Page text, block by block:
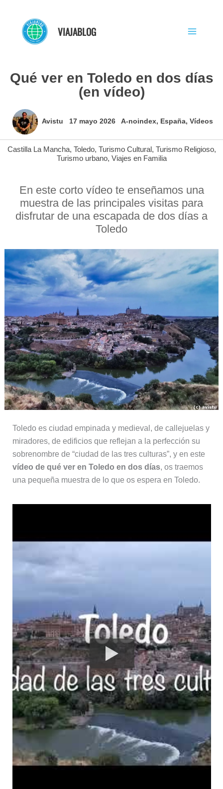
contenido
VIAJABLOG
Qué ver en Toledo en dos días
(en vídeo)
Avistu 17 mayo 2026 A-noindex, España, Vídeos
Castilla La Mancha, Toledo, Turismo Cultural, Turismo Religioso,
Turismo urbano, Viajes en Familia
En este corto vídeo te enseñamos una
muestra de las principales visitas para
disfrutar de una escapada de dos días a
Toledo
Toledo es ciudad empinada y medieval, de callejuelas y
miradores, de edificios que reflejan a la perfección su
sobrenombre de “ciudad de las tres culturas”, y en este
vídeo de qué ver en Toledo en dos días, os traemos
una pequeña muestra de lo que os espera en Toledo.